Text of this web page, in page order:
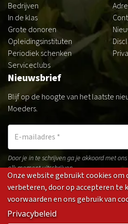
Bedrijven
In de klas
Grote donoren
Opleidingsinstituten
Periodiek schenken
Serviceclubs
Nieuwsbrief
Blijf op de hoogte van het laatste
Moeders.
Door je in te schrijven ga je akkoord met ons
elk moment uitschrijven.
GedragsregelsPrivacybeleid
Onze website gebruikt cookies om
verbeteren, door op accepteren te
voorwaarden en ons gebruik van
Privacybeleid